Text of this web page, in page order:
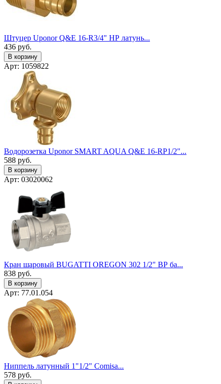
Штуцер Uponor Q&E 16-R3/4" НР латунь...
436 руб.
В корзину
Арт: 1059822
Водорозетка Uponor SMART AQUA Q&E 16-RP1/2"...
588 руб.
В корзину
Арт: 03020062
Кран шаровый BUGATTI OREGON 302 1/2" ВР ба...
838 руб.
В корзину
Арт: 77.01.054
Ниппель латунный 1"1/2" Сomisa...
578 руб.